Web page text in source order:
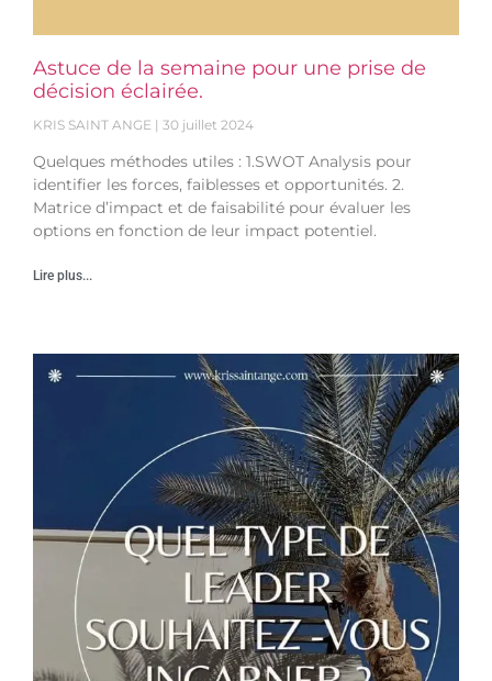
Astuce de la semaine pour une prise de
décision éclairée.
KRIS SAINT ANGE 30 juillet 2024
Quelques méthodes utiles : 1.SWOT Analysis pour
identifier les forces, faiblesses et opportunités. 2.
Matrice d’impact et de faisabilité pour évaluer les
options en fonction de leur impact potentiel.
Lire plus...